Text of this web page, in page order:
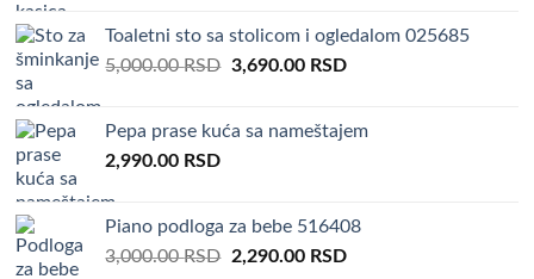
3,000.00 RSD.1,990.00 RSD.
Toaletni sto sa stolicom i ogledalom 025685
5,000.00RSD Original
5,000.00 RSD.
3,690.00 RSDCurrent
3,690.00 RSD.
Pepa prase kuća sa nameštajem
2,990.00 RSD
Piano podloga za bebe 516408
3,000.00RSD Original
2,290.00 RSDCurrent